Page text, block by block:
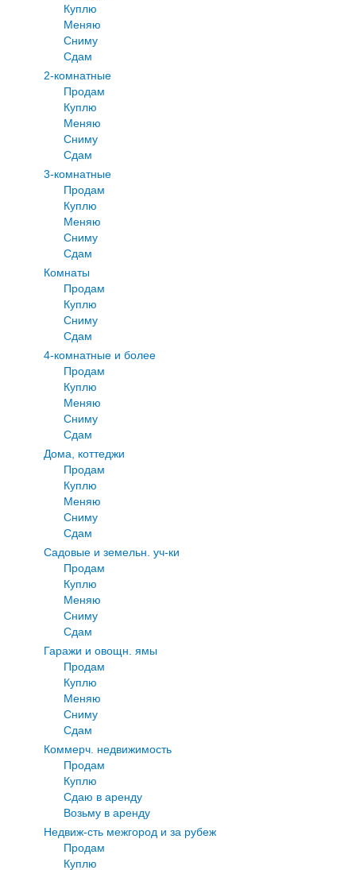
Куплю
Меняю
Сниму
Сдам
2-комнатные
Продам
Куплю
Меняю
Сниму
Сдам
3-комнатные
Продам
Куплю
Меняю
Сниму
Сдам
Комнаты
Продам
Куплю
Сниму
Сдам
4-комнатные и более
Продам
Куплю
Меняю
Сниму
Сдам
Дома, коттеджи
Продам
Куплю
Меняю
Сниму
Сдам
Садовые и земельн. уч-ки
Продам
Куплю
Меняю
Сниму
Сдам
Гаражи и овощн. ямы
Продам
Куплю
Меняю
Сниму
Сдам
Коммерч. недвижимость
Продам
Куплю
Сдаю в аренду
Возьму в аренду
Недвиж-сть межгород и за рубеж
Продам
Куплю